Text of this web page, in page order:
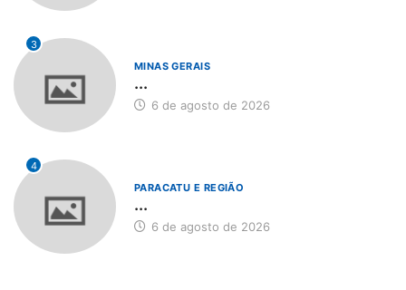
3
MINAS GERAIS
...
6 de agosto de 2026
4
PARACATU E REGIÃO
...
6 de agosto de 2026